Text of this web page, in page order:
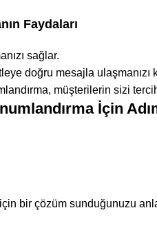
Faydaları
sağlar.
doğru mesajla ulaşmanızı
müşterilerin sizi tercih
İçin
bir çözüm sunduğunuzu